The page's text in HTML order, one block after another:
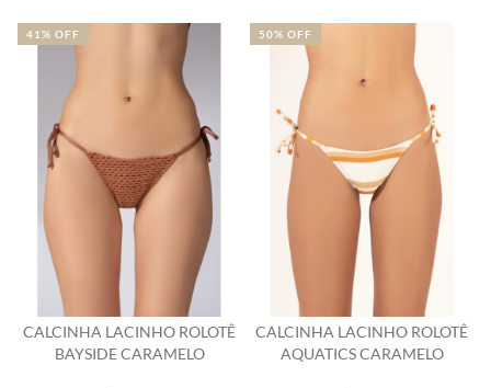
CALCINHA LACINHO ROLOTÊ
BAYSIDE CARAMELO
41% OFF
CALCINHA LACINHO ROLOTÊ
AQUATICS CARAMELO
50% OFF